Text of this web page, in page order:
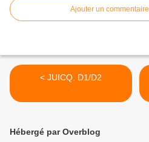
Ajouter un commentaire
< JUICQ. D1/D2
Hébergé par Overblog